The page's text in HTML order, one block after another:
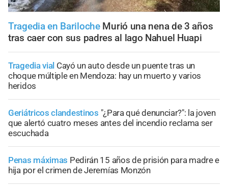
Tragedia en Bariloche Murió una nena de 3 años
tras caer con sus padres al lago Nahuel Huapi
Tragedia vial Cayó un auto desde un puente tras un
choque múltiple en Mendoza: hay un muerto y varios
heridos
Geriátricos clandestinos "¿Para qué denunciar?": la joven
que alertó cuatro meses antes del incendio reclama ser
escuchada
Penas máximas Pedirán 15 años de prisión para madre e
hija por el crimen de Jeremías Monzón